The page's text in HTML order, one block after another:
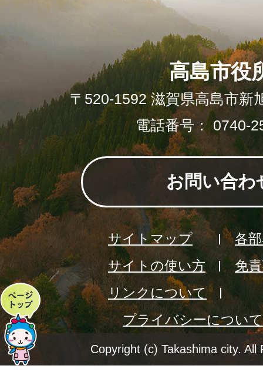
ペ
ー
ジ
高島市役
〒520-1592 滋賀県高島市新
電話番号： 0740-
お問い合わ
サイトマップ
各
サイトの使い方
免
リンクについて
プライバシーについて
Copyright (c) Takashima city. All